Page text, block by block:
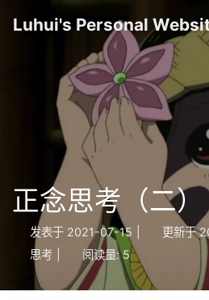
Luhui's Personal
正念思考（二）
发表于 2021-07-15 更新于
思考
阅读量: 5